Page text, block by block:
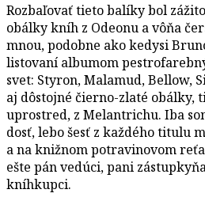
Rozbaľovať tieto balíky bol
obálky kníh z Odeonu a vôňa
mnou, podobne ako kedysi
listovaní albumom
svet: Styron, Malamud, Bellow,
aj dôstojné čierno-zlaté obálky,
uprostred, z Melantrichu. Iba
dosť, lebo šesť z každého titulu
a na knižnom potravinovom
ešte pán vedúci, pani
kníhkupci.